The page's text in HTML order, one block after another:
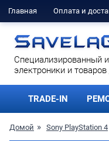
Главная Оплата и
Cпециализированный
электроники и
TRADE-IN
Домой Sony PlayStation 4